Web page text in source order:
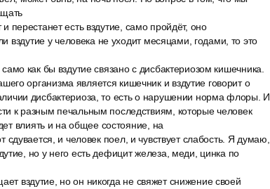
есть вздутие, само пройдёт, оно
вздутие у человека не уходит месяцами, годами, то это
как бы вздутие связано с дисбактериозом кишечника.
организма является кишечник и вздутие говорит о
дисбактериоза, то есть о нарушении норма флоры. И
к разным печальным последствиям, которые человек
влиять и на общее состояние, на
и человек поел, и чувствует слабость. Я думаю,
но у него есть дефицит железа, меди, цинка по
вздутие, но он никогда не свяжет снижение своей